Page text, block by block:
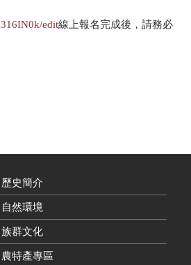
edit線上報名完成後，請務必
歷史簡介
自然環境
族群文化
農特產專區